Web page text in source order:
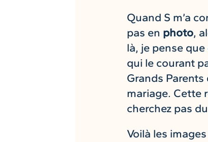
Quand S m’a
pas en photo,
là, je pense
qui le courant
Grands Parents
mariage. Cette
cherchez pas
Voilà les images